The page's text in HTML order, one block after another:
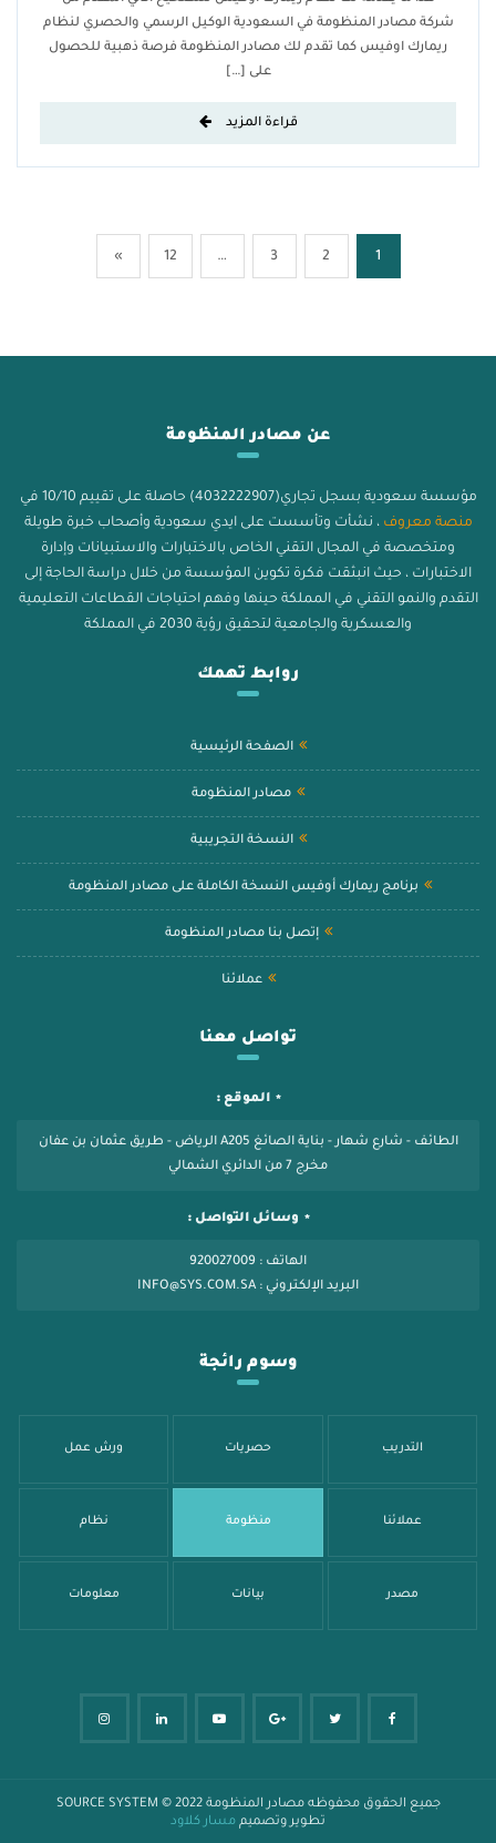
شركة مصادر المنظومة في السعودية الوكيل الرسمي والحصري لنظام
ريمارك اوفيس كما تقدم لك مصادر المنظومة فرصة ذهبية للحصول
على […]
قراءة المزيد
1
2
3
…
12
»
عن مصادر المنظومة
مؤسسة سعودية بسجل تجاري(4032222907) حاصلة على تقييم 10/10 في
منصة معروف ، نشأت وتأسست على ايدي سعودية وأصحاب خبرة طويلة
ومتخصصة في المجال التقني الخاص بالاختبارات والاستبيانات وإدارة
الاختبارات ، حيث انبثقت فكرة تكوين المؤسسة من خلال دراسة الحاجة إلى
التقدم والنمو التقني في المملكة حينها وفهم احتياجات القطاعات التعليمية
والعسكرية والجامعية لتحقيق رؤية 2030 في المملكة
روابط تهمك
الصفحة الرئيسية
مصادر المنظومة
النسخة التجريبية
برنامج ريمارك أوفيس النسخة الكاملة على مصادر المنظومة
إتصل بنا مصادر المنظومة
عملائنا
تواصل معنا
الموقع :
الطائف - شارع شهار - بناية الصائغ A205 الرياض - طريق عثمان بن عفان
مخرج 7 من الدائري الشمالي
وسائل التواصل :
الهاتف : 920027009
البريد الإلكتروني : INFO@SYS.COM.SA
وسوم رائجة
التدريب حصريات ورش عمل
عملائنا منظومة نظام
مصدر بيانات معلومات
جميع الحقوق محفوظهمصادر المنظومة SOURCE SYSTEM© 2022
تطوير وتصميم مسار كلاود